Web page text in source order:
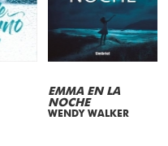
EMMA EN LA
NOCHE
WENDY WALKER